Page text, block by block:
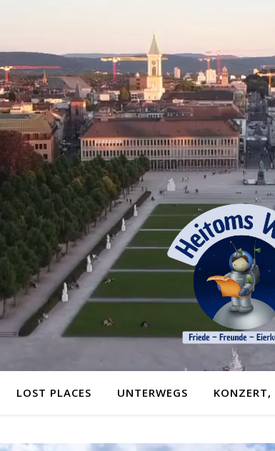
LOST PLACES UNTERWEGS